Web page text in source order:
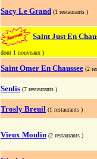
Sacy Le Grand (1 restaurants )
Saint Just En
dont 1 nouveaux )
Saint Omer En Chaussee (2
Senlis (7 restaurants )
Trosly Breuil (1 restaurants )
Vieux Moulin (2 restaurants )